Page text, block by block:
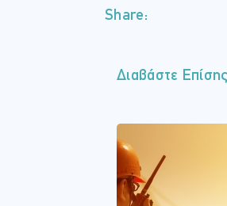
Share:
Διαβάστε Επίσης